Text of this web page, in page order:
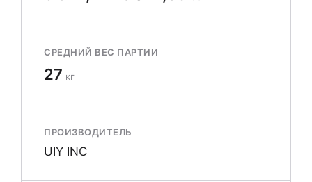
СРЕДНИЙ ВЕС ПАРТИИ
27 кг
ПРОИЗВОДИТЕЛЬ
UIY INC